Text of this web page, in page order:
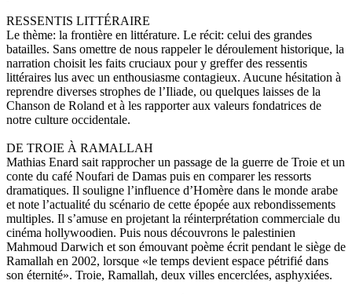
RESSENTIS LITTÉRAIRE
Le thème: la frontière en littérature. Le récit: celui des grandes
batailles. Sans omettre de nous rappeler le déroulement historique, la
narration choisit les faits cruciaux pour y greffer des ressentis
littéraires lus avec un enthousiasme contagieux. Aucune hésitation à
reprendre diverses strophes de l’Iliade, ou quelques laisses de la
Chanson de Roland et à les rapporter aux valeurs fondatrices de
notre culture occidentale.
DE TROIE À RAMALLAH
Mathias Enard sait rapprocher un passage de la guerre de Troie et un
conte du café Noufari de Damas puis en comparer les ressorts
dramatiques. Il souligne l’influence d’Homère dans le monde arabe
et note l’actualité du scénario de cette épopée aux rebondissements
multiples. Il s’amuse en projetant la réinterprétation commerciale du
cinéma hollywoodien. Puis nous découvrons le palestinien
Mahmoud Darwich et son émouvant poème écrit pendant le siège de
Ramallah en 2002, lorsque «le temps devient espace pétrifié dans
son éternité». Troie, Ramallah, deux villes encerclées, asphyxiées.